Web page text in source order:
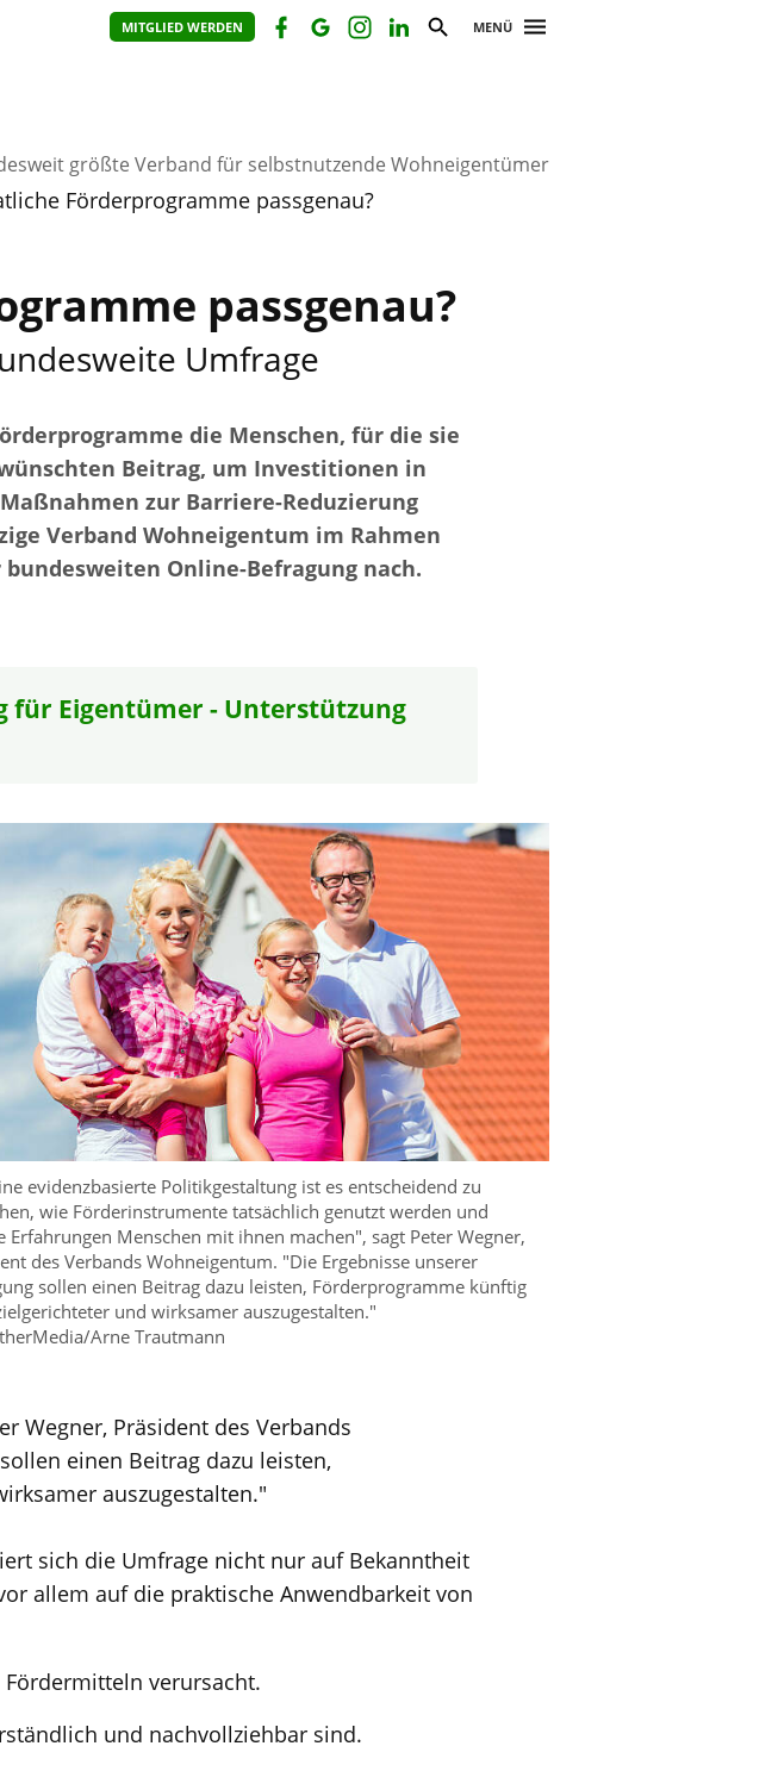
MITGLIED WERDEN MENÜ
größte Verband für selbstnutzende Wohneigentümer
Förderprogramme passgenau?
passgenau?
Umfrage
die Menschen, für die sie
Beitrag, um Investitionen in
zur Barriere-Reduzierung
Verband Wohneigentum im Rahmen
Online-Befragung nach.
für Eigentümer - Unterstützung
evidenzbasierte Politikgestaltung ist es entscheidend zu
wie Förderinstrumente tatsächlich genutzt werden und
Erfahrungen Menschen mit ihnen machen", sagt Peter Wegner,
des Verbands Wohneigentum. "Die Ergebnisse unserer
sollen einen Beitrag dazu leisten, Förderprogramme künftig
und wirksamer auszugestalten."
Arne Trautmann
Wegner, Präsident des Verbands
einen Beitrag dazu leisten,
auszugestalten."
sich die Umfrage nicht nur auf Bekanntheit
allem auf die praktische Anwendbarkeit von
verursacht.
und nachvollziehbar sind.